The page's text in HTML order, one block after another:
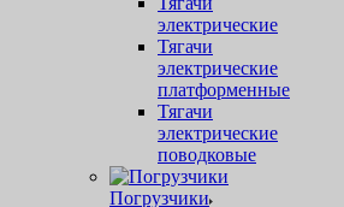
электрические
Тягачи
электрические
платформенные
Тягачи
электрические
поводковые
Погрузчики